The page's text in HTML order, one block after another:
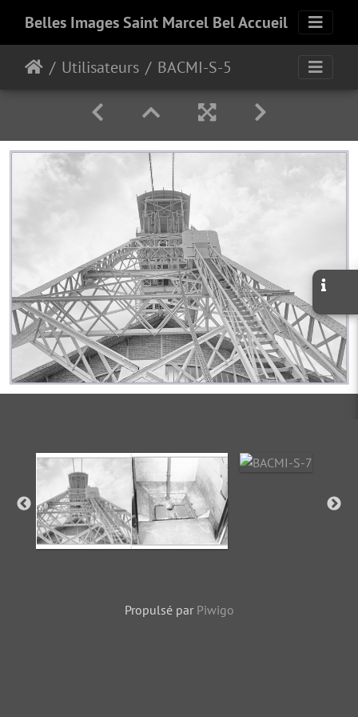
Belles Images Saint Marcel Bel Accueil
Utilisateurs BACMI-S-5
Propulsé par Piwigo